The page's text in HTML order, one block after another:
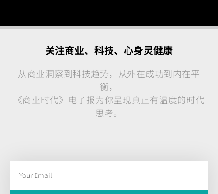
关注商业、科技、心身灵健康
从商业洞察到科技趋势，从外在成功到内在平
衡，
《商业时代》电子报为你呈现真正有温度的时代
思考。